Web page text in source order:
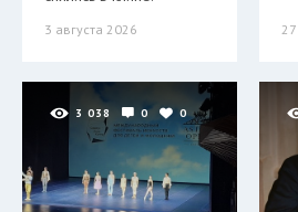
3 августа 2026
3 038 0 0